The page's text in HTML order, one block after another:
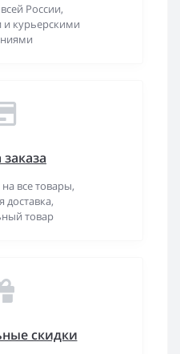
России,
курьерскими
все товары,
доставка,
товар
скидки